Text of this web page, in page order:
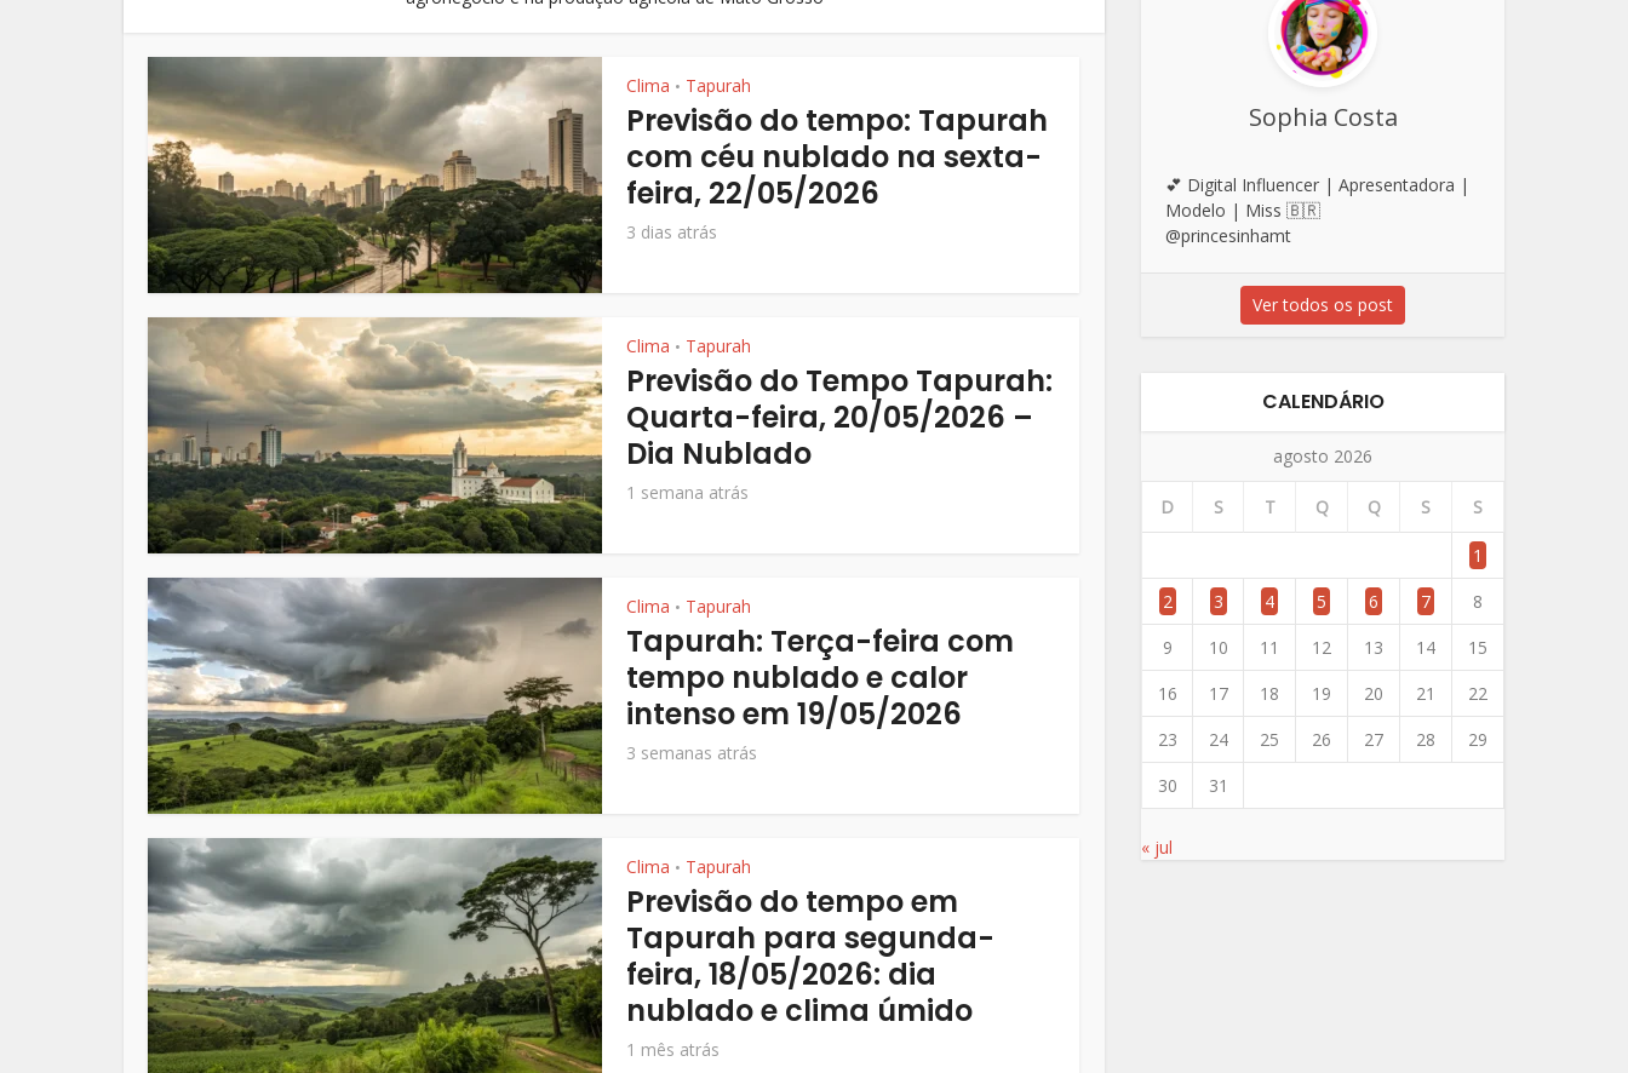
Clima • Tapurah
Previsão do tempo: Tapurah
com céu nublado na sexta-
feira, 22/05/2026
3 dias atrás
Clima • Tapurah
Previsão do Tempo Tapurah:
Quarta-feira, 20/05/2026 –
Dia Nublado
1 semana atrás
Clima • Tapurah
Tapurah: Terça-feira com
tempo nublado e calor
intenso em 19/05/2026
3 semanas atrás
Clima • Tapurah
Previsão do tempo em
Tapurah para segunda-
feira, 18/05/2026: dia
nublado e clima úmido
1 mês atrás
Sophia Costa
💕 Digital Influencer | Apresentadora |
Modelo | Miss 🇧🇷
@princesinhamt
Ver todos os post
CALENDÁRIO
agosto 2026
D S T Q Q S S
1
2
3 4 5 6 7
8
9
10 11 12 13 14
15
16
17 18 19 20 21
22
23
24 25 26 27 28
29
30
31
« jul